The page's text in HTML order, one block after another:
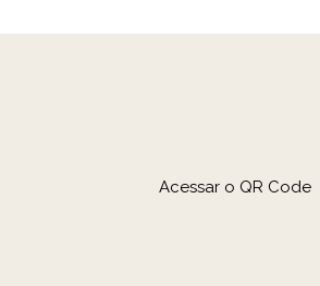
Acessar o QR Code